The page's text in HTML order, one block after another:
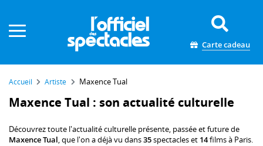
Carte cadeau
Accueil Artiste Maxence Tual
Maxence Tual : son actualité culturelle
Découvrez toute l'actualité culturelle présente, passée et future de
Maxence Tual, que l'on a déjà vu dans35spectacles et 14films à Paris.